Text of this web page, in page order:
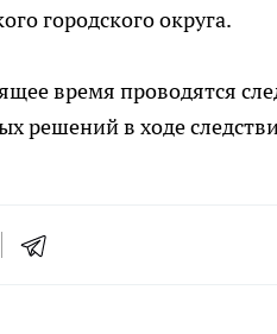
городского округа.
время проводятся
решений в ходе